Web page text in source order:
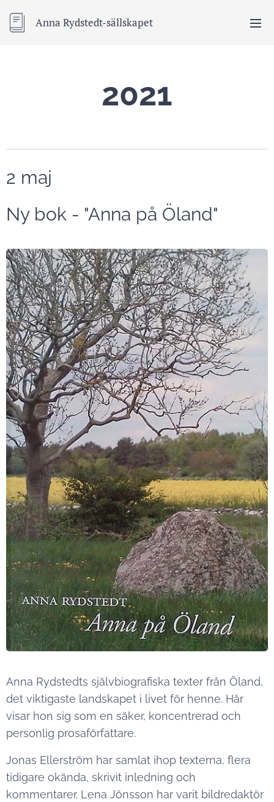
Anna Rydstedt-sällskapet
2021
2 maj
Ny bok - "Anna på Öland"
Anna Rydstedts självbiografiska texter från Öland,
det viktigaste landskapet i livet för henne. Här
visar hon sig som en säker, koncentrerad och
personlig prosaförfattare.
Jonas Ellerström har samlat ihop texterna, flera
tidigare okända, skrivit inledning och
kommentarer. Lena Jönsson har varit bildredaktör